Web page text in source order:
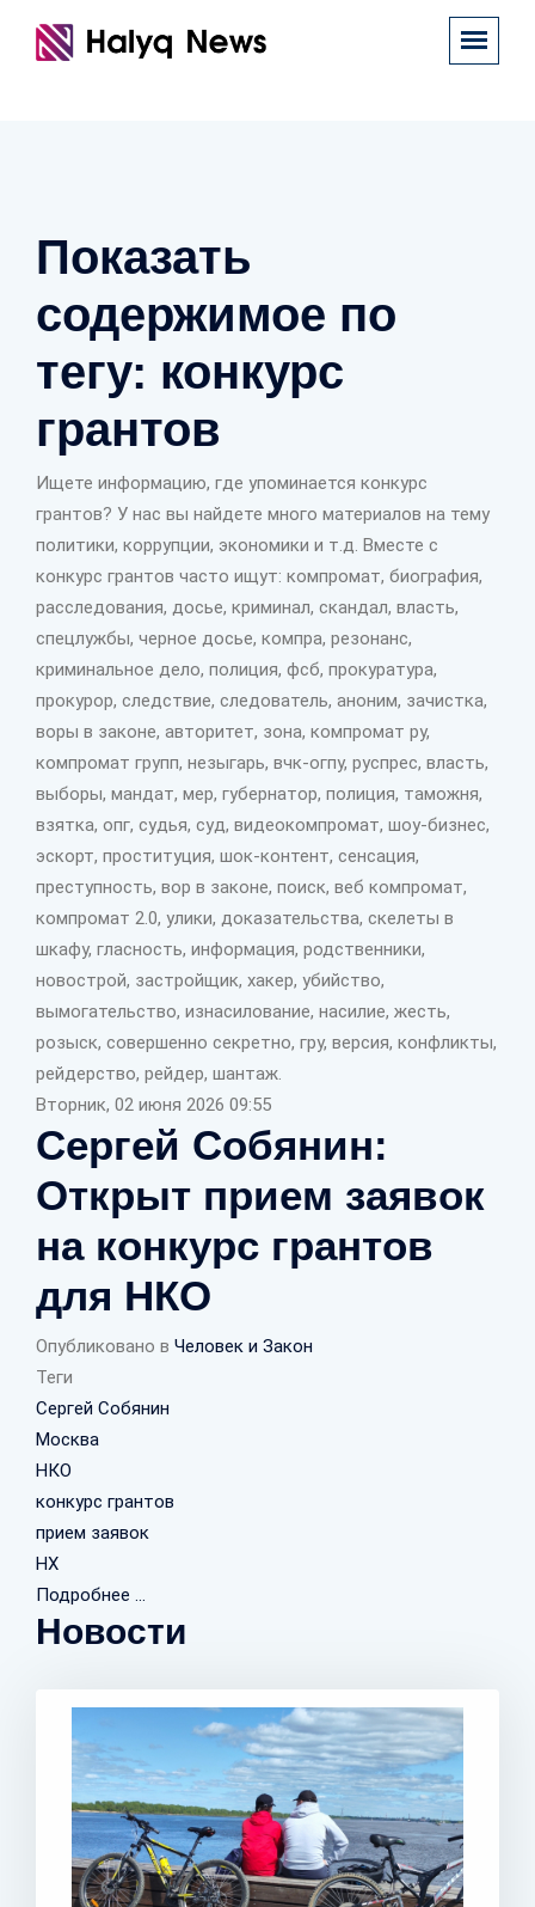
Показать
содержимое по
тегу: конкурс
грантов
Ищете информацию, где упоминается конкурс
грантов? У нас вы найдете много материалов на тему
политики, коррупции, экономики и т.д. Вместе с
конкурс грантов часто ищут: компромат, биография,
расследования, досье, криминал, скандал, власть,
спецлужбы, черное досье, компра, резонанс,
криминальное дело, полиция, фсб, прокуратура,
прокурор, следствие, следователь, аноним, зачистка,
воры в законе, авторитет, зона, компромат ру,
компромат групп, незыгарь, вчк-огпу, руспрес, власть,
выборы, мандат, мер, губернатор, полиция, таможня,
взятка, опг, судья, суд, видеокомпромат, шоу-бизнес,
эскорт, проституция, шок-контент, сенсация,
преступность, вор в законе, поиск, веб компромат,
компромат 2.0, улики, доказательства, скелеты в
шкафу, гласность, информация, родственники,
новострой, застройщик, хакер, убийство,
вымогательство, изнасилование, насилие, жесть,
розыск, совершенно секретно, гру, версия, конфликты,
рейдерство, рейдер, шантаж.
Вторник, 02 июня 2026 09:55
Сергей Собянин:
Открыт прием заявок
на конкурс грантов
для НКО
Опубликовано в Человек и Закон
Теги
Сергей Собянин
Москва
НКО
конкурс грантов
прием заявок
НХ
Подробнее ...
Новости